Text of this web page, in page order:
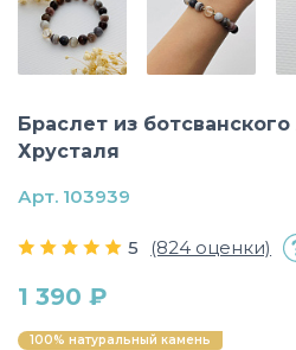
Браслет из
Хрусталя
5 (824 оценки)
1 390 ₽
100% натуральный камень
Арт. 103939